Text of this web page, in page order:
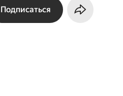
Подписаться